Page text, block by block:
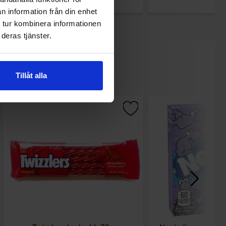
information från din enhet
kombinera informationen
tjänster.
Tillåt alla